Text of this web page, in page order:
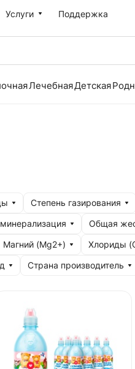
Услуги Поддержка
ЛечебнаяДетская
Степень газирования
Общая
Магний (Mg2+) Хлориды
Страна производитель